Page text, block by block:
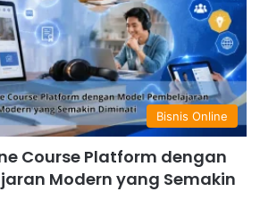
Bisnis Online
Course Platform dengan
Modern yang Semakin